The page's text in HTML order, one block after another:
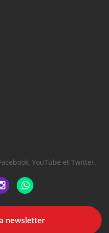
YouTube et Twitter.
newsletter